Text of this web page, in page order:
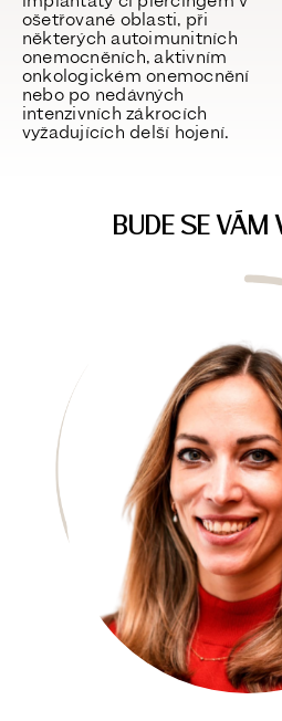
ošetřované oblasti, při
některých autoimunitních
onemocněních, aktivním
onkologickém onemocnění
nebo po nedávných
intenzivních zákrocích
vyžadujících delší hojení.
BUDE SE VÁM